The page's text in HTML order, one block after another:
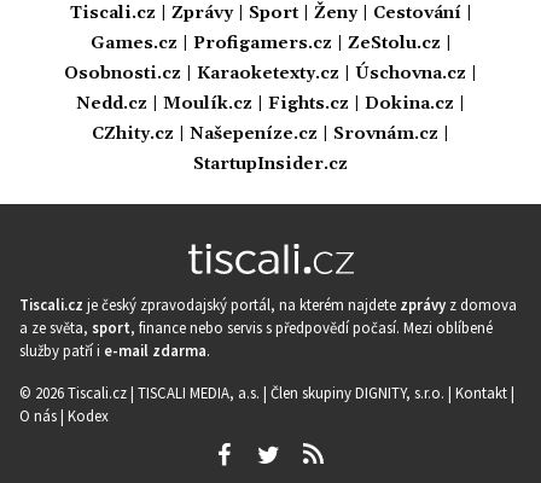
Tiscali.cz Zprávy| Sport| Ženy| Cestování|
Games.cz
Profigamers.cz ZeStolu.cz
Osobnosti.cz
Karaoketexty.cz Úschovna.cz
Nedd.cz
Moulík.cz Fights.cz Dokina.cz
CZhity.cz
Našepeníze.cz Srovnám.cz
StartupInsider.cz
Tiscali.cz je český zpravodajský portál, na kterém najdete zprávy z domova
a ze světa, sport, finance nebo servis s předpovědí počasí. Mezi oblíbené
služby patří i e-mail zdarma.
© 2026 Tiscali.cz | TISCALI MEDIA, a.s. | Člen skupiny DIGNITY, s.r.o. | Kontakt|
O nás| Kodex